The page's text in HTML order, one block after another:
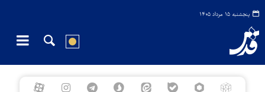
پنجشنبه ۱۵ مرداد ۱۴۰۵